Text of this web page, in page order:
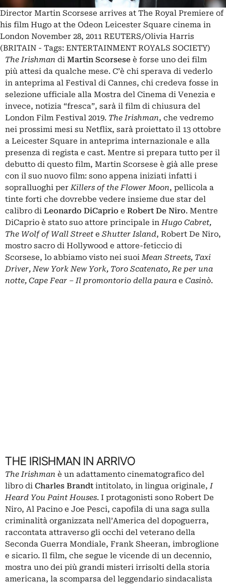
Director Martin Scorsese arrives at The Royal Premiere of
his film Hugo at the Odeon Leicester Square cinema in
London November 28, 2011 REUTERS/Olivia Harris
(BRITAIN - Tags: ENTERTAINMENT ROYALS SOCIETY)
The Irishman di Martin Scorsese è forse uno dei film
più attesi da qualche mese. C’è chi sperava di vederlo
in anteprima al Festival di Cannes, chi credeva fosse in
selezione ufficiale alla Mostra del Cinema di Venezia e
invece, notizia “fresca”, sarà il film di chiusura del
London Film Festival 2019. The Irishman, che vedremo
nei prossimi mesi su Netflix, sarà proiettato il 13 ottobre
a Leicester Square in anteprima internazionale e alla
presenza di regista e cast. Mentre si prepara tutto per il
debutto di questo film, Martin Scorsese è già alle prese
con il suo nuovo film: sono appena iniziati infatti i
sopralluoghi per Killers of the Flower Moon, pellicola a
tinte forti che dovrebbe vedere insieme due star del
calibro di Leonardo DiCaprio e Robert De Niro. Mentre
DiCaprio è stato suo attore principale in Hugo Cabret,
The Wolf of Wall Street e Shutter Island, Robert De Niro,
mostro sacro di Hollywood e attore-feticcio di
Scorsese, lo abbiamo visto nei suoi Mean Streets, Taxi
Driver, New York New York, Toro Scatenato, Re per una
notte, Cape Fear – Il promontorio della paura e Casinò.
THE IRISHMAN IN ARRIVO
The Irishman è un adattamento cinematografico del
libro di Charles Brandt intitolato, in lingua originale, I
Heard You Paint Houses. I protagonisti sono Robert De
Niro, Al Pacino e Joe Pesci, capofila di una saga sulla
criminalità organizzata nell’America del dopoguerra,
raccontata attraverso gli occhi del veterano della
Seconda Guerra Mondiale, Frank Sheeran, imbroglione
e sicario. Il film, che segue le vicende di un decennio,
mostra uno dei più grandi misteri irrisolti della storia
americana, la scomparsa del leggendario sindacalista